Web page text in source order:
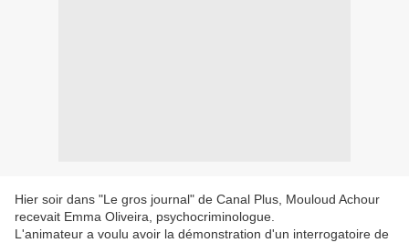
Hier soir dans "Le gros journal" de Canal Plus, Mouloud Achour
recevait Emma Oliveira, psychocriminologue.
L'animateur a voulu avoir la démonstration d'un interrogatoire de